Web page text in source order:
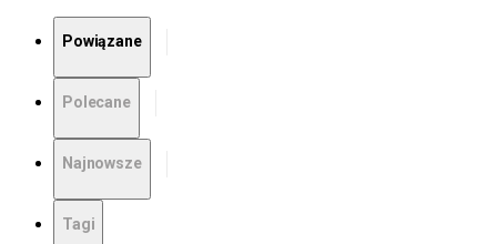
Powiązane
Polecane
Najnowsze
Tagi